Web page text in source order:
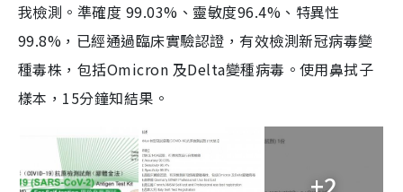
我檢測。準確度 99.03%、靈敏度96.4%、特異性
99.8%，已經通過臨床實驗認證，有效檢測新冠病毒變
種毒株，包括Omicron 及Delta變種病毒。使用鼻拭子
樣本，15分鐘知結果。